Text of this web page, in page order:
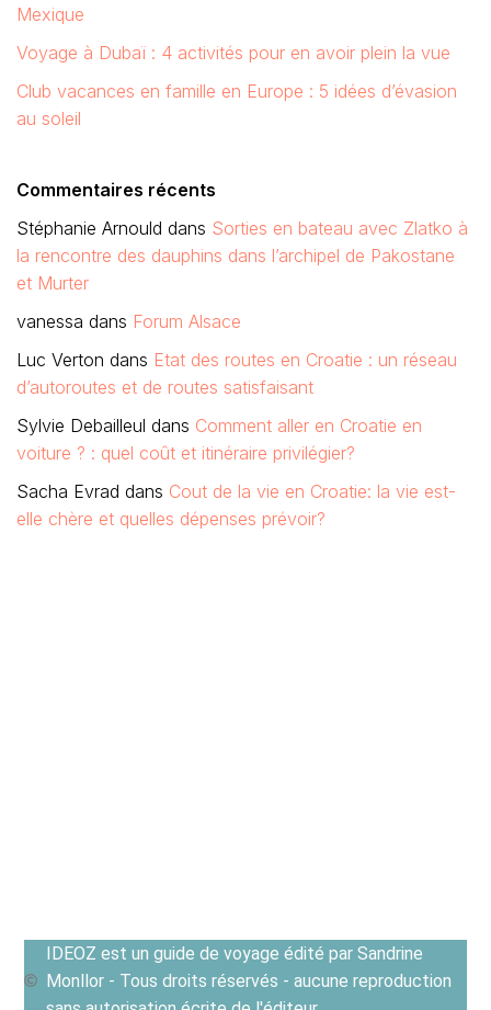
Mexique
Voyage à Dubaï : 4 activités pour en avoir plein la vue
Club vacances en famille en Europe : 5 idées d’évasion
au soleil
Commentaires récents
Stéphanie Arnould dans Sorties en bateau avec Zlatko à
la rencontre des dauphins dans l’archipel de Pakostane
et Murter
vanessa dans Forum Alsace
Luc Verton dans Etat des routes en Croatie : un réseau
d’autoroutes et de routes satisfaisant
Sylvie Debailleul dans Comment aller en Croatie en
voiture ? : quel coût et itinéraire privilégier?
Sacha Evrad dans Cout de la vie en Croatie: la vie est-
elle chère et quelles dépenses prévoir?
IDEOZ est un guide de voyage édité par Sandrine
Monllor - Tous droits réservés - aucune reproduction